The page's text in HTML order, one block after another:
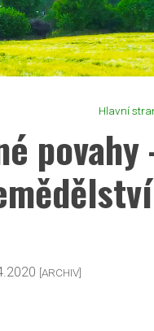
Hlavní
povahy
[ARCHIV]